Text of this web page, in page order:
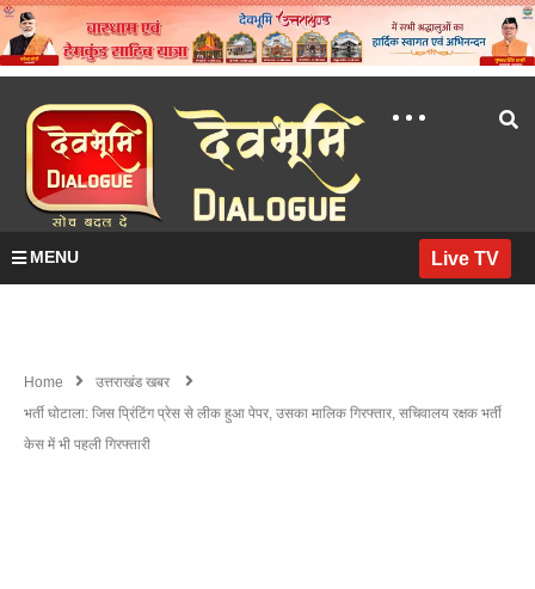
MENU Live TV
Home
उत्तराखंड खबर
भर्ती घोटाला: जिस प्रिंटिंग प्रेस से लीक हुआ पेपर, उसका मालिक गिरफ्तार, सचिवालय रक्षक भर्ती
केस में भी पहली गिरफ्तारी